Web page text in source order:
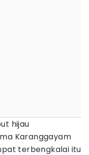
hijau
Karanggayam
terbengkalai itu